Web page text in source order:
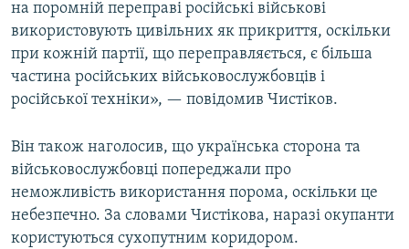
на поромній переправі російські військові
використовують цивільних як прикриття, оскільки
при кожній партії, що переправляється, є більша
частина російських військовослужбовців і
російської техніки», — повідомив Чистіков.
Він також наголосив, що українська сторона та
військовослужбовці попереджали про
неможливість використання порома, оскільки це
небезпечно. За словами Чистікова, наразі окупанти
користуються сухопутним коридором.